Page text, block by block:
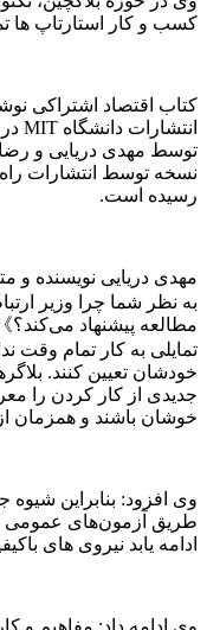
کسب و کار استارتاپ ها
کتاب اقتصاد اشتراکی
نسخه توسط انتشارات
رسیده است.
مهدی دریایی نویسنده و
به نظر شما چرا وزیر
مطالعه پیشنهاد
تمایلی به کار تمام وقت
خودشان تعیین کنند.
جدیدی از کار کردن را
خوشان باشند و همزمان
وی افزود: بنابراین
طریق آزمون‌های عمومی
ادامه یابد نیروی های
وی ادامه داد: مفاهیم و